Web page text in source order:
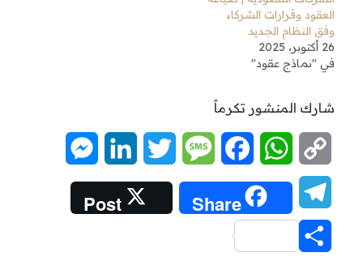
العقود وقرارات الشركاء
وفق النظام الجديد
26 أكتوبر، 2025
في "نماذج عقود"
شارك المنشور تكرماً
Copy
Link
WhatsApp
Facebook
Message
Twitter
LinkedIn
Telegram
Share
Post